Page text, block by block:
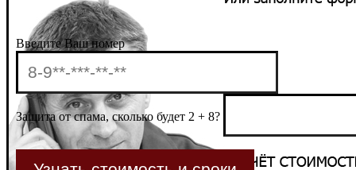
Введите Ваш номер
Защита от спама, сколько будет 2 + 8?